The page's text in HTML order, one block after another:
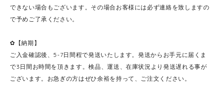
できない場合もございます。その場合お客様には必ず連絡を致しますの
で予めご了承ください。
✿【納期】
ご入金確認後、5-7日間程で発送いたします。発送からお手元に届くま
で3日間お時間を頂きます。検品、運送、在庫状況より発送遅れる事が
ございます。お急ぎの方はぜひ余裕を持って、ご注文ください。